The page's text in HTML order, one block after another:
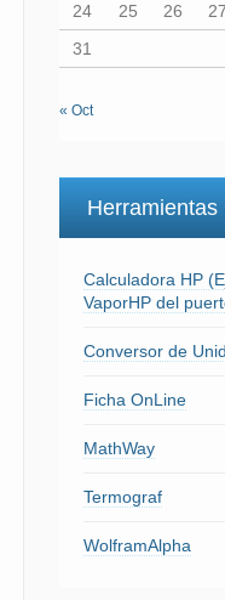
24
25 26 27
31
« Oct
Herramientas
Calculadora HP
VaporHP del
Conversor de
Ficha OnLine
MathWay
Termograf
WolframAlpha